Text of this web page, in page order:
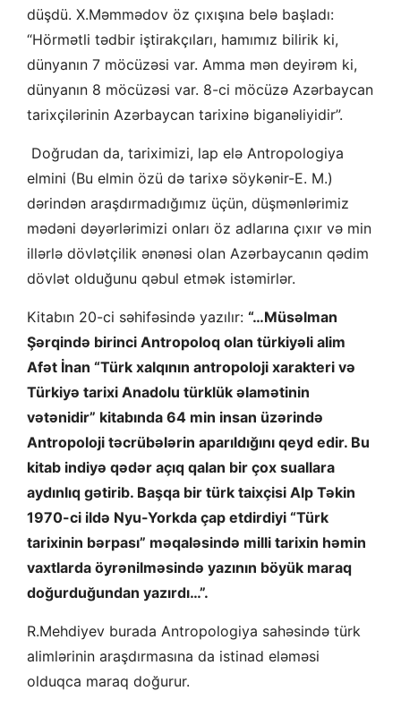
düşdü. X.Məmmədov öz çıxışına belə başladı:
“Hörmətli tədbir iştirakçıları, hamımız bilirik ki,
dünyanın 7 möcüzəsi var. Amma mən deyirəm ki,
dünyanın 8 möcüzəsi var. 8-ci möcüzə Azərbaycan
tarixçilərinin Azərbaycan tarixinə biganəliyidir”.
Doğrudan da, tariximizi, lap elə Antropologiya
elmini (Bu elmin özü də tarixə söykənir-E. M.)
dərindən araşdırmadığımız üçün, düşmənlərimiz
mədəni dəyərlərimizi onları öz adlarına çıxır və min
illərlə dövlətçilik ənənəsi olan Azərbaycanın qədim
dövlət olduğunu qəbul etmək istəmirlər.
Kitabın 20-ci səhifəsində yazılır: “…Müsəlman
Şərqində birinci Antropoloq olan türkiyəli alim
Afət İnan “Türk xalqının antropoloji xarakteri və
Türkiyə tarixi Anadolu türklük əlamətinin
vətənidir” kitabında 64 min insan üzərində
Antropoloji təcrübələrin aparıldığını qeyd edir. Bu
kitab indiyə qədər açıq qalan bir çox suallara
aydınlıq gətirib. Başqa bir türk taixçisi Alp Təkin
1970-ci ildə Nyu-Yorkda çap etdirdiyi “Türk
tarixinin bərpası” məqaləsində milli tarixin həmin
vaxtlarda öyrənilməsində yazının böyük maraq
doğurduğundan yazırdı…”.
R.Mehdiyev burada Antropologiya sahəsində türk
alimlərinin araşdırmasına da istinad eləməsi
olduqca maraq doğurur.